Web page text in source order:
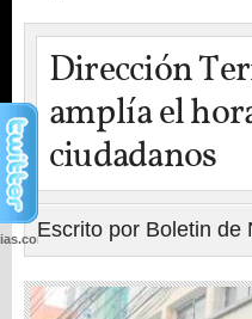
Dirección
amplía el
ciudadanos
Escrito por Boletin de
wp-